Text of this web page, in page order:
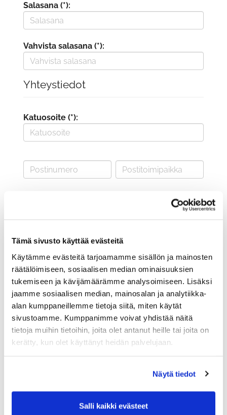
Tämä sivusto käyttää evästeitä
Käytämme evästeitä tarjoamamme sisällön ja mainosten
räätälöimiseen, sosiaalisen median ominaisuuksien
tukemiseen ja kävijämäärämme analysoimiseen. Lisäksi
jaamme sosiaalisen median, mainosalan ja analytiikka-
alan kumppaneillemme tietoja siitä, miten käytät
sivustoamme. Kumppanimme voivat yhdistää näitä
tietoja muihin tietoihin, joita olet antanut heille tai joita on
kerätty, kun olet käyttänyt heidän palvelujaan.
Näytä tiedot
Salli kaikki evästeet
Salasana (*):
Vahvista salasana (*):
Yhteystiedot
Katuosoite (*):
Valitse seura:
Jäsennumero:
Lisätiedot